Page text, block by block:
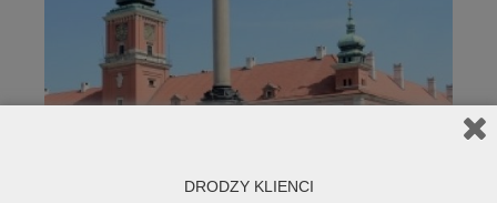
DRODZY KLIENCI